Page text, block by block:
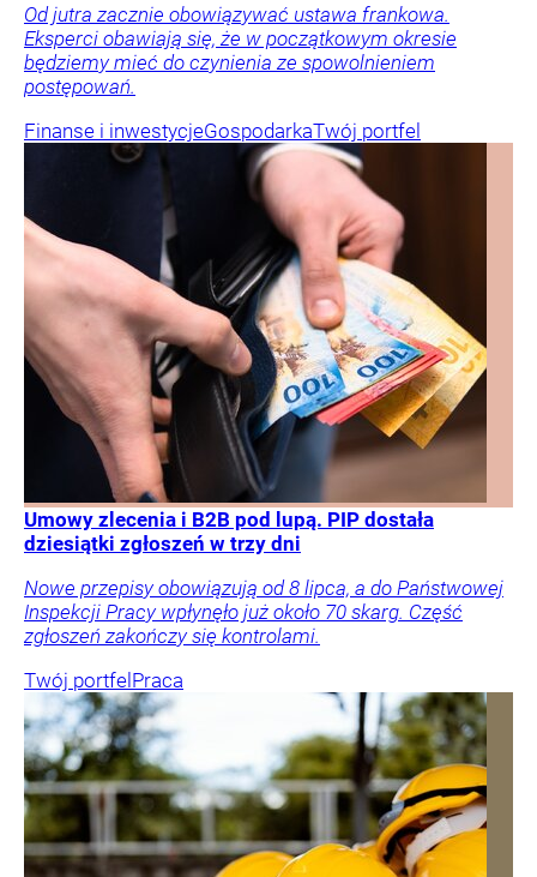
Od jutra zacznie obowiązywać ustawa frankowa.
Eksperci obawiają się, że w początkowym okresie
będziemy mieć do czynienia ze spowolnieniem
postępowań.
Finanse i inwestycjeGospodarkaTwój portfel
Umowy zlecenia i B2B pod lupą. PIP dostała
dziesiątki zgłoszeń w trzy dni
Nowe przepisy obowiązują od 8 lipca, a do Państwowej
Inspekcji Pracy wpłynęło już około 70 skarg. Część
zgłoszeń zakończy się kontrolami.
Twój portfelPraca